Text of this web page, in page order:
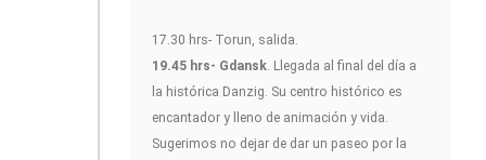
17.30 hrs- Torun, salida.
19.45 hrs- Gdansk. Llegada al final del día a
la histórica Danzig. Su centro histórico es
encantador y lleno de animación y vida.
Sugerimos no dejar de dar un paseo por la